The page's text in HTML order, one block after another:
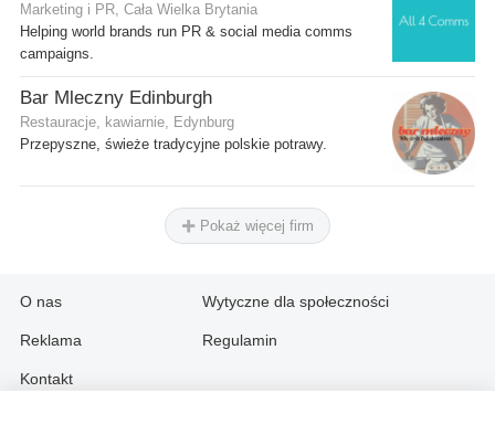
Marketing i PR, Cała Wielka Brytania
Helping world brands run PR & social media comms
campaigns.
Bar Mleczny Edinburgh
Restauracje, kawiarnie, Edynburg
Przepyszne, świeże tradycyjne polskie potrawy.
Pokaż więcej firm
O nas
Reklama
Kontakt
Wytyczne dla społeczności
Regulamin